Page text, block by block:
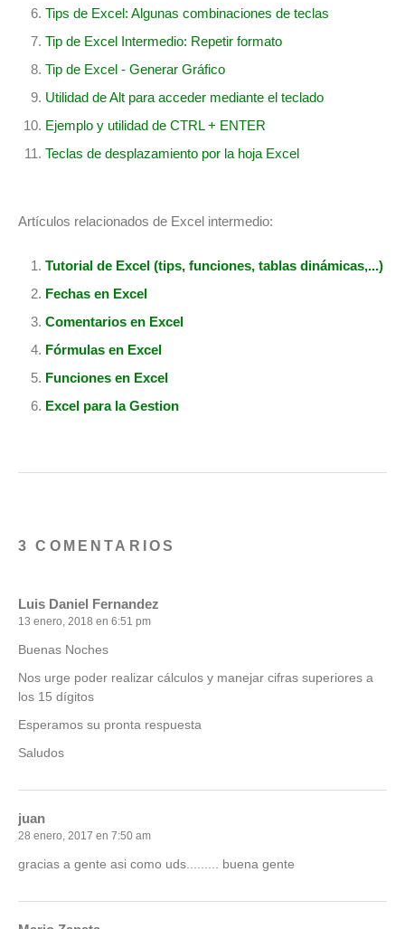
Tips de Excel: Algunas combinaciones de teclas
Tip de Excel Intermedio: Repetir formato
Tip de Excel - Generar Gráfico
Utilidad de Alt para acceder mediante el teclado
Ejemplo y utilidad de CTRL + ENTER
Teclas de desplazamiento por la hoja Excel
Artículos relacionados de Excel intermedio:
Tutorial de Excel (tips, funciones, tablas dinámicas,...)
Fechas en Excel
Comentarios en Excel
Fórmulas en Excel
Funciones en Excel
Excel para la Gestion
3 COMENTARIOS
Luis Daniel Fernandez
13 enero, 2018 en 6:51 pm
Buenas Noches
Nos urge poder realizar cálculos y manejar cifras superiores a
los 15 dígitos
Esperamos su pronta respuesta
Saludos
juan
28 enero, 2017 en 7:50 am
gracias a gente asi como uds......... buena gente